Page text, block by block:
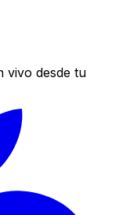
vivo desde tu